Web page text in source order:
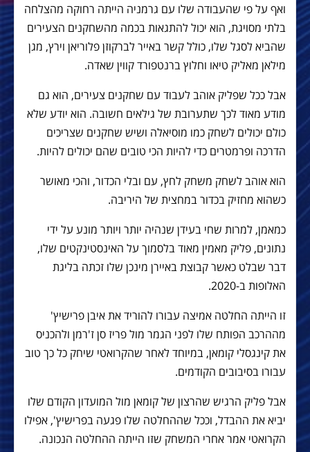
ואף על פי שהעבודה שלו עם גרמניה הייתה רחוקה מהצלחה
בלתי מסויגת, הוא יכול להתגאות בכמה מהשחקנים הצעירים
שהביא לסגל שלו, כולל קשר באייר לברקוזן פלוריאן וירץ, מגן
מילאן מאליק טיאו וחלוץ ברנטפורד קווין שאדה.
אבל ככל שפליק אוהב לעבוד עם שחקנים צעירים, הוא גם
מודע מאוד לכך שתערובת של גילאים חשובה. הוא יודע שלא
כולם יכולים לשחק כמו מוסיאלה ושיש שחקנים שצריכים
הדרכה ופרמטרים כדי להיות הכי טובים שהם יכולים להיות.
הוא אוהב לשחק משחק לחץ, עם ובלי הכדור, והכי מאושר
כשהוא מחזיק בכדור במחצית של היריבה.
כמאמן, למרות שחי בעידן שנהיה יותר ויותר מונע על ידי
נתונים, פליק מאמין מאוד בלסמוך על האינסטינקטים שלו,
דבר שבלט כאשר קבוצת באיירן מינכן שלו זכתה בליגת
האלופות ב-2020.
זו הייתה החלטה אמיצה עבורו להוריד את איבן פרישיץ'
מההרכב הפותח שלו לפני הגמר מול פריז סן ז'רמן ולהכניס
את קינגסלי קומאן, במיוחד לאחר שהקרואטי שיחק כל כך טוב
עבורו בסיבובים הקודמים.
אבל פליק הרגיש שהרצון של קומאן מול המועדון הקודם שלו
יביא את ההבדל, וככל שההחלטה שלו פגעה בפרישיץ', אפילו
הקרואטי אמר אחרי המשחק שזו הייתה ההחלטה הנכונה.